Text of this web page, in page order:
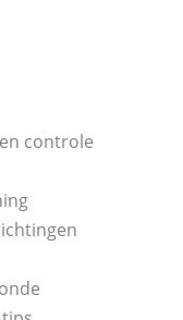
controle